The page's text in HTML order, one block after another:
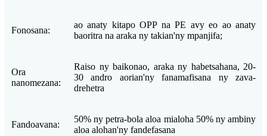
Fonosana:
ao anaty kitapo OPP na PE avy eo ao anaty
baoritra na araka ny takian'ny mpanjifa;
Ora
nanomezana:
Raiso ny baikonao, araka ny habetsahana, 20-
30 andro aorian'ny fanamafisana ny zava-
drehetra
Fandoavana:
50% ny petra-bola aloa mialoha 50% ny ambiny
aloa alohan'ny fandefasana